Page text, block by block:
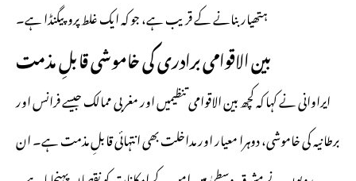
ہتھیار بنانے کے قریب ہے، جو کہ ایک غلط پروپیگنڈا ہے۔
بین الاقوامی برادری کی خاموشی قابلِ مذمت
ایراوانی نے کہا کہ کچھ بین الاقوامی تنظیمیں اور مغربی ممالک جیسے فرانس اور
برطانیہ کی خاموشی، دوہرا معیار اور مداخلت بھی انتہائی قابلِ مذمت ہے۔ ان